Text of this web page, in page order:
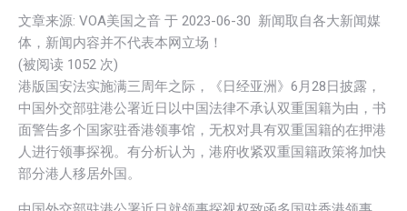
文章来源: VOA美国之音 于 2023-06-30 新闻取自各大新闻媒
体，新闻内容并不代表本网立场！
(被阅读 1052 次)
港版国安法实施满三周年之际，《日经亚洲》6月28日披露，
中国外交部驻港公署近日以中国法律不承认双重国籍为由，书
面警告多个国家驻香港领事馆，无权对具有双重国籍的在押港
人进行领事探视。有分析认为，港府收紧双重国籍政策将加快
部分港人移居外国。